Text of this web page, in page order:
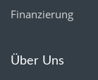
Finanzierung
Über Uns